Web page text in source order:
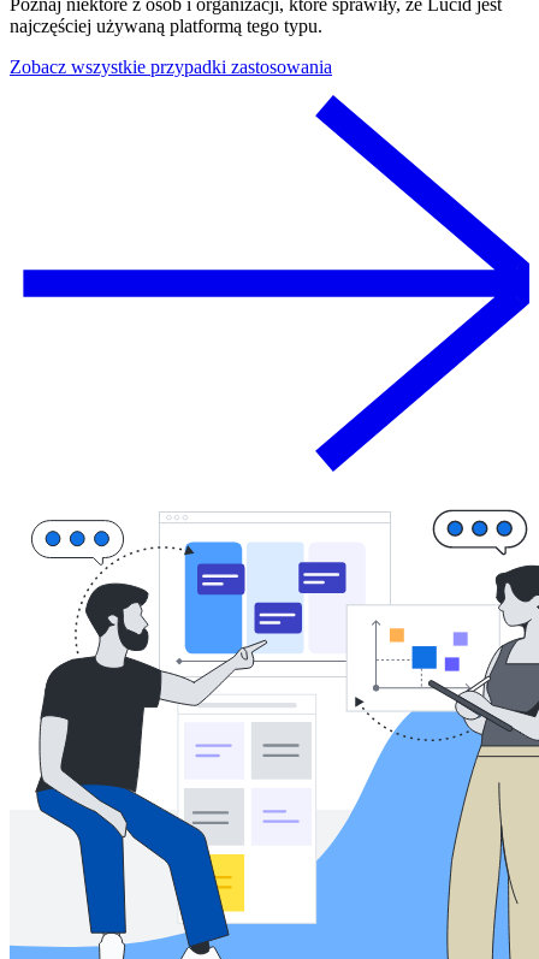
Poznaj niektóre z osób i organizacji, które sprawiły, że Lucid jest
najczęściej używaną platformą tego typu.
Zobacz wszystkie przypadki zastosowania